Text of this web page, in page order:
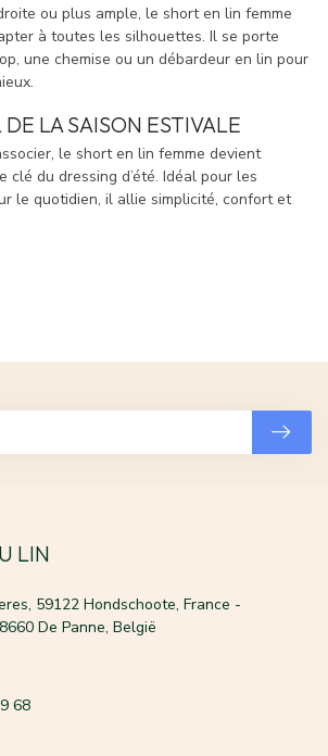
ou plus ample, le short en lin femme
à toutes les silhouettes. Il se porte
une chemise ou un débardeur en lin pour
LA SAISON ESTIVALE
le short en lin femme devient
clé du dressing d’été. Idéal pour les
le quotidien, il allie simplicité, confort et
LIN
59122 Hondschoote, France -
De Panne, België
68